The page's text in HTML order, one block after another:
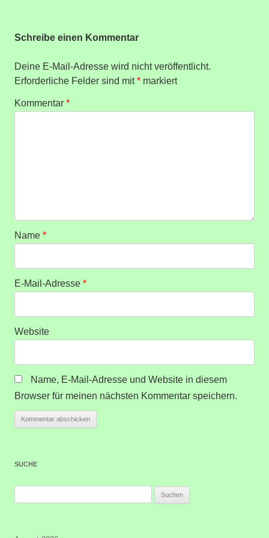
Schreibe einen Kommentar
Deine E-Mail-Adresse wird nicht veröffentlicht.
Erforderliche Felder sind mit* markiert
Kommentar *
Name *
E-Mail-Adresse *
Website
Name, E-Mail-Adresse und Website in diesem
Browser für meinen nächsten Kommentar speichern.
SUCHE